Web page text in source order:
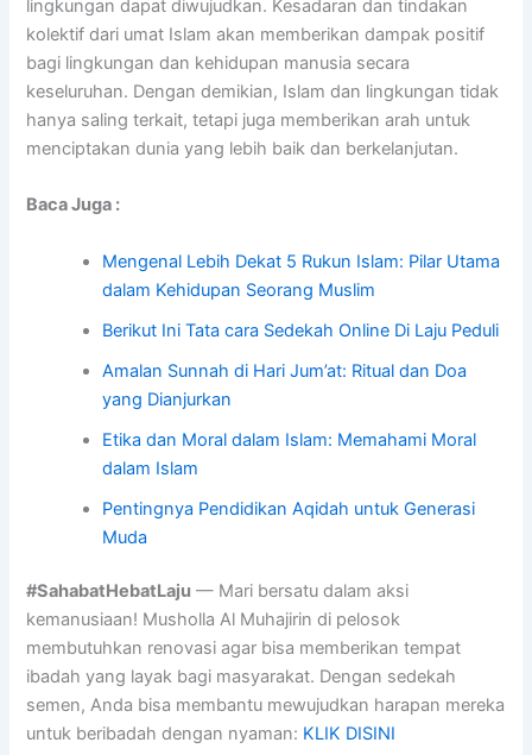
lingkungan dapat diwujudkan. Kesadaran dan tindakan
kolektif dari umat Islam akan memberikan dampak positif
bagi lingkungan dan kehidupan manusia secara
keseluruhan. Dengan demikian, Islam dan lingkungan tidak
hanya saling terkait, tetapi juga memberikan arah untuk
menciptakan dunia yang lebih baik dan berkelanjutan.
Baca Juga :
Mengenal Lebih Dekat 5 Rukun Islam: Pilar Utama
dalam Kehidupan Seorang Muslim
Berikut Ini Tata cara Sedekah Online Di Laju Peduli
Amalan Sunnah di Hari Jum’at: Ritual dan Doa
yang Dianjurkan
Etika dan Moral dalam Islam: Memahami Moral
dalam Islam
Pentingnya Pendidikan Aqidah untuk Generasi
Muda
#SahabatHebatLaju — Mari bersatu dalam aksi
kemanusiaan! Musholla Al Muhajirin di pelosok
membutuhkan renovasi agar bisa memberikan tempat
ibadah yang layak bagi masyarakat. Dengan sedekah
semen, Anda bisa membantu mewujudkan harapan mereka
untuk beribadah dengan nyaman: KLIK DISINI